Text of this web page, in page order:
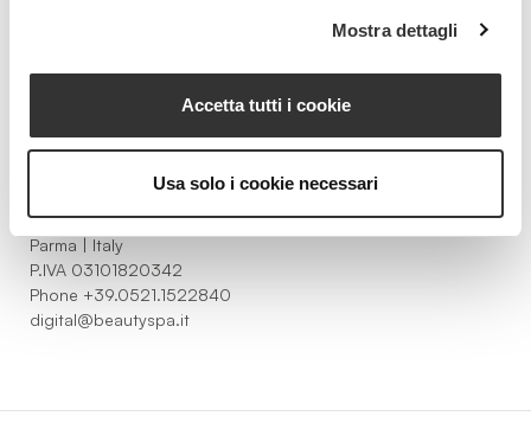
Mostra dettagli
Accetta tutti i cookie
Usa solo i cookie necessari
Strada della Pace, 29, Mezzani
43058 Sorbolo Mezzani
Parma | Italy
P.IVA 03101820342
Phone +39.0521.1522840
digital@beautyspa.it